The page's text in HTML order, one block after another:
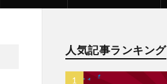
人気記事ランキング